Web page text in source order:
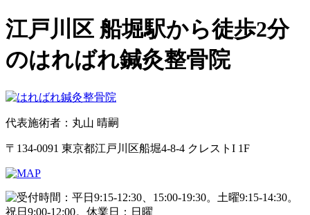
江戸川区 船堀駅から徒歩2分
のはればれ鍼灸整骨院
代表施術者：丸山 晴嗣
〒134-0091 東京都江戸川区船堀4-8-4 クレストI 1F